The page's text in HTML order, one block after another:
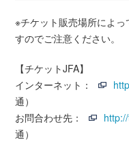
※チケット販売場所によ
すのでご注意ください。
【チケットJFA】
インターネット：
通）
お問合わせ先：
通）